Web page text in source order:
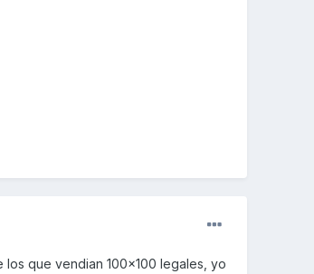
que vendian 100x100 legales, yo